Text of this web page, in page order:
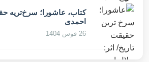
کتاب، عاشورا؛ سرخ‌تریه
احمدی
26 قوس 1404